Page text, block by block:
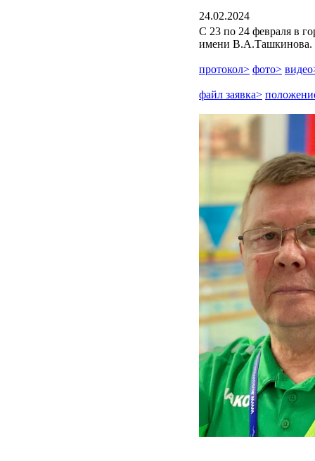
24.02.2024
С 23 по 24 февраля в
имени В.А.Ташкинова.
протокол> фото>
файл заявка>